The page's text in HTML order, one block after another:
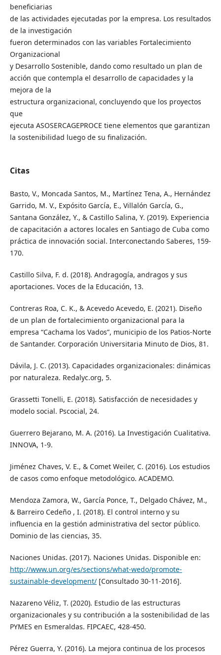
beneficiarias
de las actividades ejecutadas por la empresa. Los resultados
de la investigación
fueron determinados con las variables Fortalecimiento
Organizacional
y Desarrollo Sostenible, dando como resultado un plan de
acción que contempla el desarrollo de capacidades y la
mejora de la
estructura organizacional, concluyendo que los proyectos
que
ejecuta ASOSERCAGEPROCE tiene elementos que garantizan
la sostenibilidad luego de su finalización.
Citas
Basto, V., Moncada Santos, M., Martínez Tena, A., Hernández
Garrido, M. V., Expósito García, E., Villalón García, G.,
Santana González, Y., & Castillo Salina, Y. (2019). Experiencia
de capacitación a actores locales en Santiago de Cuba como
práctica de innovación social. Interconectando Saberes, 159-
170.
Castillo Silva, F. d. (2018). Andragogía, andragos y sus
aportaciones. Voces de la Educación, 13.
Contreras Roa, C. K., & Acevedo Acevedo, E. (2021). Diseño
de un plan de fortalecimiento organizacional para la
empresa “Cachama los Vados”, municipio de los Patios-Norte
de Santander. Corporación Universitaria Minuto de Dios, 81.
Dávila, J. C. (2013). Capacidades organizacionales: dinámicas
por naturaleza. Redalyc.org, 5.
Grassetti Tonelli, E. (2018). Satisfacción de necesidades y
modelo social. Pscocial, 24.
Guerrero Bejarano, M. A. (2016). La Investigación Cualitativa.
INNOVA, 1-9.
Jiménez Chaves, V. E., & Comet Weiler, C. (2016). Los estudios
de casos como enfoque metodológico. ACADEMO.
Mendoza Zamora, W., García Ponce, T., Delgado Chávez, M.,
& Barreiro Cedeño , I. (2018). El control interno y su
influencia en la gestión administrativa del sector público.
Dominio de las ciencias, 35.
Naciones Unidas. (2017). Naciones Unidas. Disponible en:
http://www.un.org/es/sections/what-wedo/promote-
sustainable-development/[Consultado 30-11-2016].
Nazareno Véliz, T. (2020). Estudio de las estructuras
organizacionales y su contribución a la sostenibilidad de las
PYMES en Esmeraldas. FIPCAEC, 428-450.
Pérez Guerra, Y. (2016). La mejora continua de los procesos